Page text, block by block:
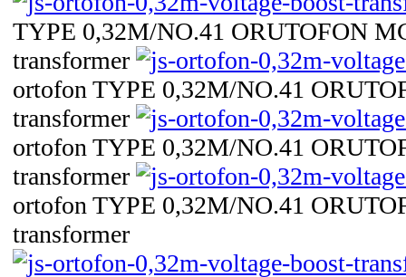
TYPE 0,32M/NO.41 ORUTOFON
transformer
ortofon TYPE 0,32M/NO.41
transformer
ortofon TYPE 0,32M/NO.41
transformer
ortofon TYPE 0,32M/NO.41
transformer